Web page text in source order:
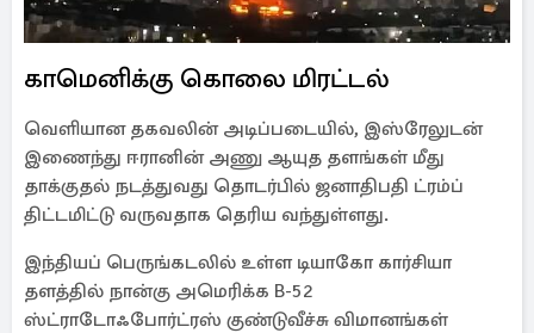
காமெனிக்கு கொலை மிரட்டல்
வெளியான தகவலின் அடிப்படையில், இஸ்ரேலுடன்
இணைந்து ஈரானின் அணு ஆயுத தளங்கள் மீது
தாக்குதல் நடத்துவது தொடர்பில் ஜனாதிபதி ட்ரம்ப்
திட்டமிட்டு வருவதாக தெரிய வந்துள்ளது.
இந்தியப் பெருங்கடலில் உள்ள டியாகோ கார்சியா
தளத்தில் நான்கு அமெரிக்க B-52
ஸ்ட்ராடோஃபோர்ட்ரஸ் குண்டுவீச்சு விமானங்கள்